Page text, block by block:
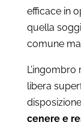
efficace in
quella
comune
libera
cenere e